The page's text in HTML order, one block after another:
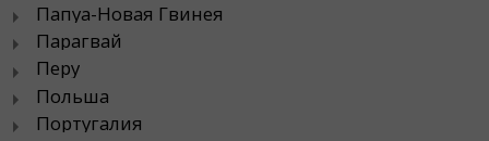
Папуа-Новая Гвинея
Парагвай
Перу
Польша
Португалия